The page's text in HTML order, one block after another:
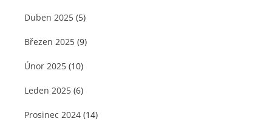
Duben 2025 (5)
Březen 2025 (9)
Únor 2025 (10)
Leden 2025 (6)
Prosinec 2024 (14)